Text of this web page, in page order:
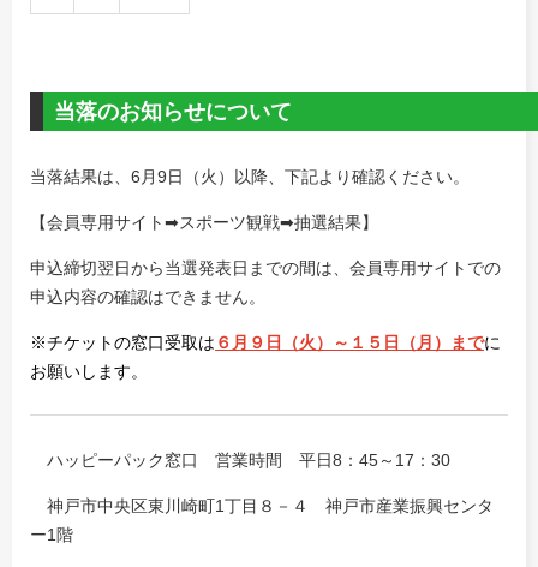
当落のお知らせについて
当落結果は、6月9日（火）以降、下記より確認ください。
【会員専用サイト➡スポーツ観戦➡抽選結果】
申込締切翌日から当選発表日までの間は、会員専用サイトでの
申込内容の確認はできません。
※チケットの窓口受取は ６月９日（火）～１５日（月）までに
お願いします。
ハッピーパック窓口 営業時間 平日8：45～17：30
神戸市中央区東川崎町1丁目８－４ 神戸市産業振興センタ
ー1階